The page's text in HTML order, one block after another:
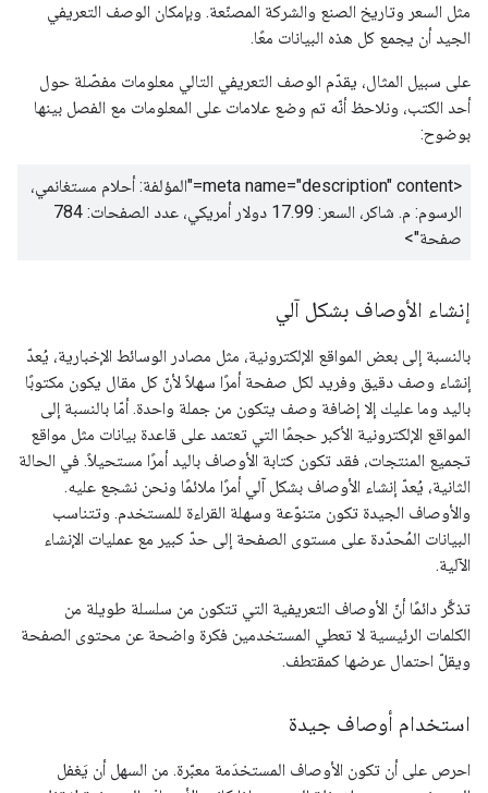
مثل السعر وتاريخ الصنع والشركة المصنّعة. وبإمكان الوصف التعريفي
الجيد أن يجمع كل هذه البيانات معًا.
على سبيل المثال، يقدّم الوصف التعريفي التالي معلومات مفصّلة حول
أحد الكتب، ونلاحظ أنّه تم وضع علامات على المعلومات مع الفصل بينها
بوضوح:
<meta name="description" content="
المؤلفة: أحلام مستغانمي،
الرسوم: م. شاكر، السعر: 17.99 دولار أمريكي، عدد الصفحات: 784
صفحة">
إنشاء الأوصاف بشكل آلي
بالنسبة إلى بعض المواقع الإلكترونية، مثل مصادر الوسائط الإخبارية، يُعدّ
إنشاء وصف دقيق وفريد لكل صفحة أمرًا سهلاً لأنّ كل مقال يكون مكتوبًا
باليد وما عليك إلا إضافة وصف يتكون من جملة واحدة. أمّا بالنسبة إلى
المواقع الإلكترونية الأكبر حجمًا التي تعتمد على قاعدة بيانات مثل مواقع
تجميع المنتجات، فقد تكون كتابة الأوصاف باليد أمرًا مستحيلاً. في الحالة
الثانية، يُعدّ إنشاء الأوصاف بشكل آلي أمرًا ملائمًا ونحن نشجع عليه.
والأوصاف الجيدة تكون متنوّعة وسهلة القراءة للمستخدم. وتتناسب
البيانات المُحدّدة على مستوى الصفحة إلى حدّ كبير مع عمليات الإنشاء
الآلية.
تذكَّر دائمًا أنّ الأوصاف التعريفية التي تتكون من سلسلة طويلة من
الكلمات الرئيسية لا تعطي المستخدمين فكرة واضحة عن محتوى الصفحة
ويقلّ احتمال عرضها كمقتطف.
استخدام أوصاف جيدة
احرص على أن تكون الأوصاف المستخدَمة معبّرة. من السهل أن يَغفل